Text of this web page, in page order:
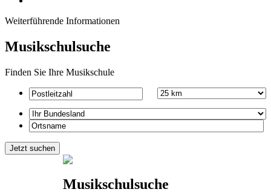
Weiterführende Informationen
Musikschulsuche
Finden Sie Ihre Musikschule
Musikschulsuche